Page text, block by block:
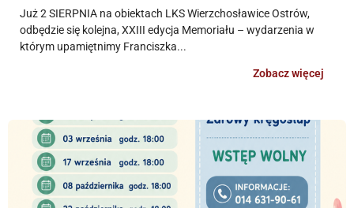
Już 2 SIERPNIA na obiektach LKS Wierzchosławice Ostrów,
odbędzie się kolejna, XXIII edycja Memoriału – wydarzenia w
którym upamiętnimy Franciszka...
Zobacz więcej